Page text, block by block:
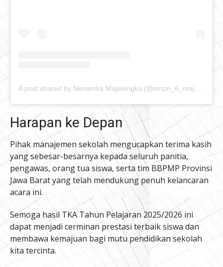
Harapan ke Depan
Pihak manajemen sekolah mengucapkan terima kasih
yang sebesar-besarnya kepada seluruh panitia,
pengawas, orang tua siswa, serta tim BBPMP Provinsi
Jawa Barat yang telah mendukung penuh kelancaran
acara ini.
Semoga hasil TKA Tahun Pelajaran 2025/2026 ini
dapat menjadi cerminan prestasi terbaik siswa dan
membawa kemajuan bagi mutu pendidikan sekolah
kita tercinta.